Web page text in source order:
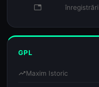
database înregistrări
GPL
trending_upMaxim Istoric